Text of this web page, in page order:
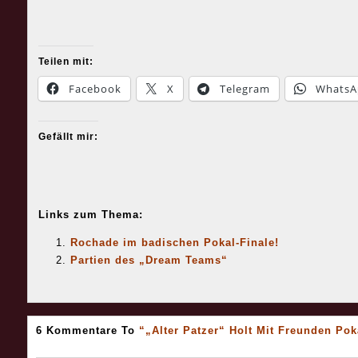
Teilen mit:
Facebook X Telegram
Gefällt mir:
Links zum Thema:
Rochade im badischen Pokal-Finale!
Partien des „Dream Teams“
6 Kommentare To “„Alter Patzer“ Holt Mit Freunden